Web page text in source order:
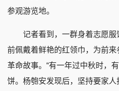
参观游览地。
记者看到，一群身着志愿服
前佩戴着鲜艳的红领巾，为前
革命故事。“有一年过中秋时，
饼。杨匏安发现后，坚持要家